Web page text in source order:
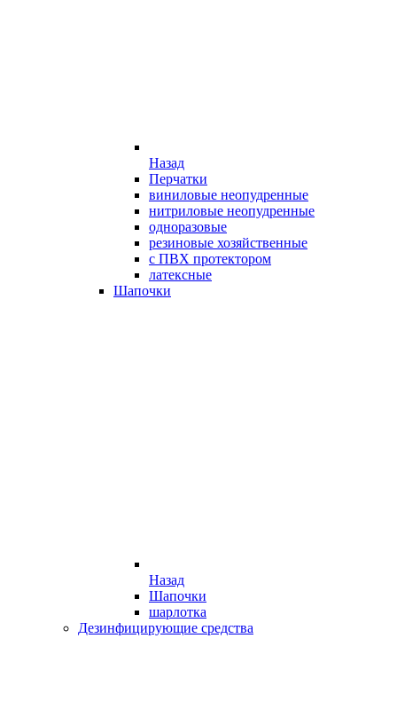
Назад
Перчатки
виниловые неопудренные
нитриловые неопудренные
одноразовые
резиновые хозяйственные
с ПВХ протектором
латексные
Шапочки
Назад
Шапочки
шарлотка
Дезинфицирующие средства